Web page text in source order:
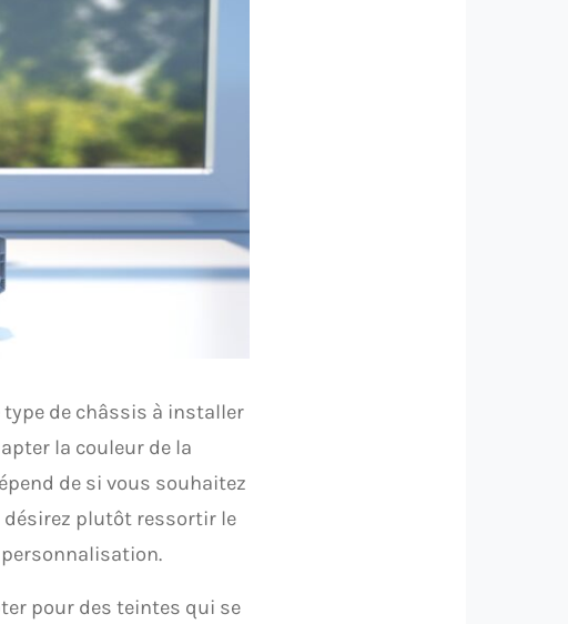
type de châssis à installer
la couleur de la
de si vous souhaitez
désirez plutôt ressortir le
pour des teintes qui se